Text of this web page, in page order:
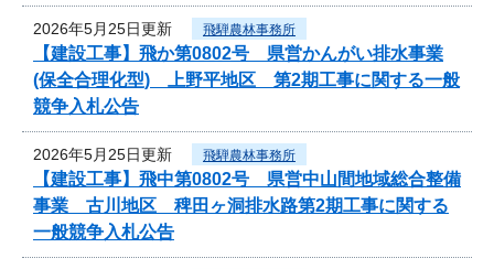
2026年5月25日更新 飛騨農林事務所
【建設工事】飛か第0802号 県営かんがい排水事業
(保全合理化型) 上野平地区 第2期工事に関する一般
競争入札公告
2026年5月25日更新 飛騨農林事務所
【建設工事】飛中第0802号 県営中山間地域総合整備
事業 古川地区 稗田ヶ洞排水路第2期工事に関する
一般競争入札公告